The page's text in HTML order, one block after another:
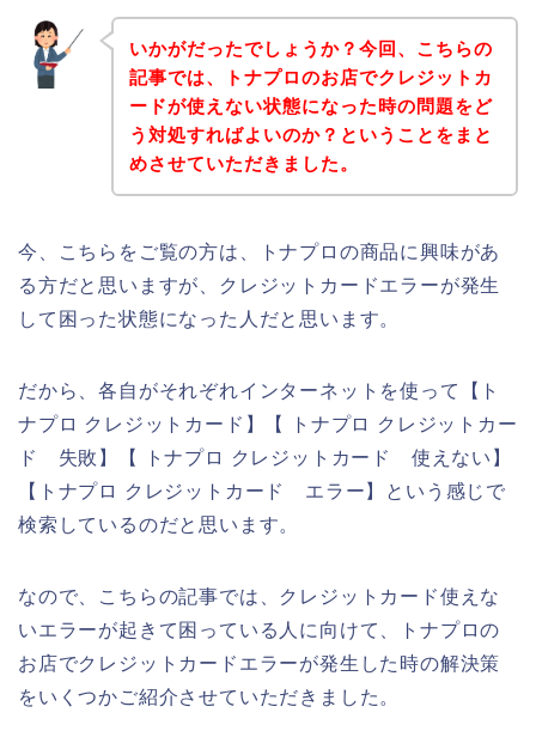
いかがだったでしょうか？今回、こちらの
記事では、トナプロのお店でクレジットカ
ードが使えない状態になった時の問題をど
う対処すればよいのか？ということをまと
めさせていただきました。
今、こちらをご覧の方は、トナプロの商品に興味があ
る方だと思いますが、クレジットカードエラーが発生
して困った状態になった人だと思います。
だから、各自がそれぞれインターネットを使って【ト
ナプロ クレジットカード】【 トナプロ クレジットカー
ド 失敗】【 トナプロ クレジットカード 使えない】
【トナプロ クレジットカード エラー】という感じで
検索しているのだと思います。
なので、こちらの記事では、クレジットカード使えな
いエラーが起きて困っている人に向けて、トナプロの
お店でクレジットカードエラーが発生した時の解決策
をいくつかご紹介させていただきました。